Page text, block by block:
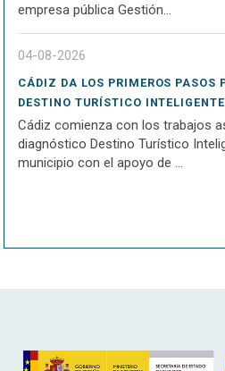
empresa pública Gestión...
04-08-2026
CÁDIZ DA LOS PRIMEROS PASOS
DESTINO TURÍSTICO INTELIGENTE
Cádiz comienza con los trabajos
diagnóstico Destino Turístico
municipio con el apoyo de ...